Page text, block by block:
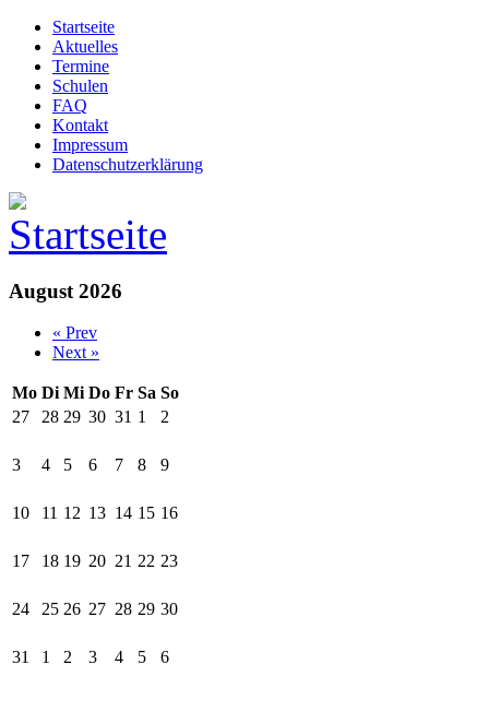
Startseite
Aktuelles
Termine
Schulen
FAQ
Kontakt
Impressum
Datenschutzerklärung
August 2026
« Prev
Next »
Mo Di Mi Do Fr Sa So
27
28 29 30 31 1 2
3 4 5 6 7 8 9
10 11 12 13 14 15 16
17 18 19 20 21 22 23
24 25 26 27 28 29 30
31 1 2 3 4 5 6